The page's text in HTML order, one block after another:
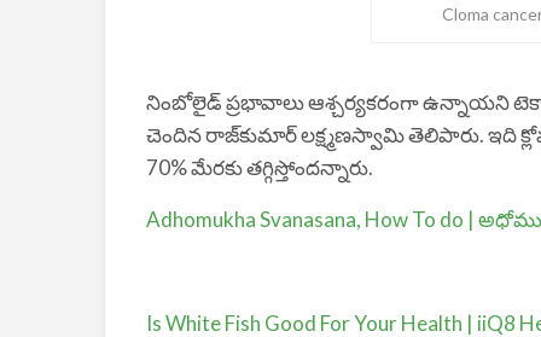
Cloma
నింబోలైడ్‌ ప్రభావాలు ఆశ్చర్యకరంగా ఉన్నాయని
చెందిన రాజ్‌కుమార్‌ లక్ష్మణస్వామి తెలిపారు. ఇది
70% మేరకు తగ్గిస్తోందన్నారు.
Adhomukha Svanasana, How To do |
Is White Fish Good For Your Health | iiQ8